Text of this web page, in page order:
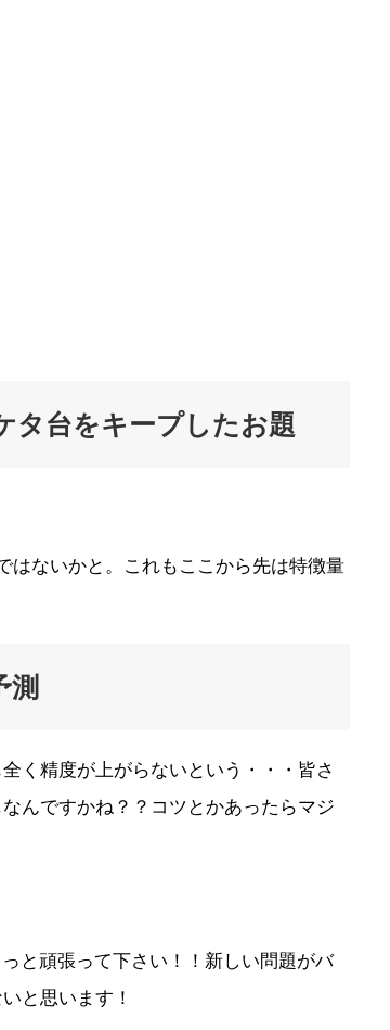
タ台をキープしたお題
はないかと。これもここから先は特徴量
測
く精度が上がらないという・・・皆さ
んですかね？？コツとかあったらマジ
と頑張って下さい！！新しい問題がバ
と思います！